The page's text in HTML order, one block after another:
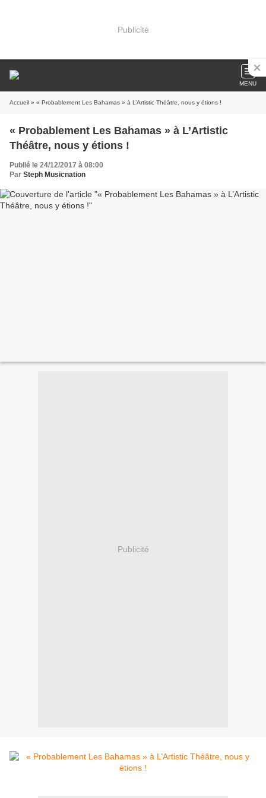
Publicité
MENU
Accueil » « Probablement Les Bahamas » à L’Artistic Théâtre, nous y étions !
« Probablement Les Bahamas » à L’Artistic
Théâtre, nous y étions !
Publié le 24/12/2017 à 08:00
Par Steph Musicnation
Publicité